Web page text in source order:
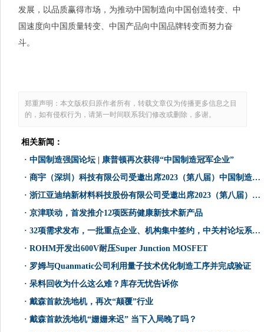
发展，以品质赢得市场，为推动中国制造向中国创造转变、中
国速度向中国质量转变、中国产品向中国品牌转变而努力奋
斗。
郑重声明：本文版权归原作者所有，转载文章仅为传播更多信息之目
的，如有侵权行为，请第一时间联系我们修改或删除，多谢。
相关新闻：
· 中国制造强国论坛 | 康普顿再次获得“中国制造冠军企业”
· 商宇（深圳）科技有限公司受邀出席2023（第八届）中国制造强国论坛
· 浙江亚迪纳新材料科技股份有限公司受邀出席2023（第八届）中国制造强国论坛
· 京津联动，首发推介12项医药健康新技术新产品
· 32项需求发布，一批重点企业、机构集中签约，中关村论坛系列技术交易活动走进雄安
· ROHM开发出600V耐压Super Junction MOSFET
· 罗姆与Quanmatic公司利用量子技术优化制造工序并完成验证
· 呆料回收为什么这么难？库存无忧告诉你
· 戴森首款洗地机，再次“颠覆”行业
· 戴森首款洗地机“姗姗来迟” 当下入局晚了吗？